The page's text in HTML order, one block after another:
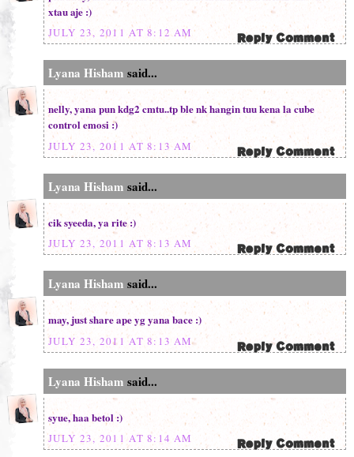
xtau aje :)
JULY 23, 2011 AT 8:12 AM
Lyana Hisham said...
nelly, yana pun kdg2 cmtu..tp ble nk hangin tuu kena la cube
control emosi :)
JULY 23, 2011 AT 8:13 AM
Lyana Hisham said...
cik syeeda, ya rite :)
JULY 23, 2011 AT 8:13 AM
Lyana Hisham said...
may, just share ape yg yana bace :)
JULY 23, 2011 AT 8:13 AM
Lyana Hisham said...
syue, haa betol :)
JULY 23, 2011 AT 8:14 AM